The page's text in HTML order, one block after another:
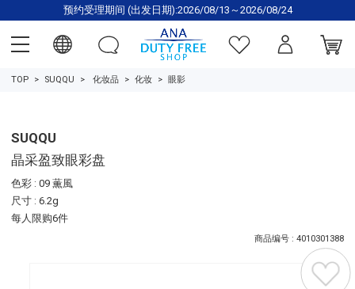
预约受理期间 (出发日期):2026/08/13～2026/08/24
TOP SUQQU 化妆品 化妆 眼影
SUQQU
晶采盈致眼彩盘
色彩 : 09 薫風
尺寸 : 6.2g
每人限购6件
商品编号 : 4010301388